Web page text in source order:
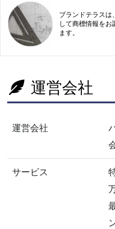
ブランドテラスは
して商標情報を
ます。
運営会社
運営会社
サービス